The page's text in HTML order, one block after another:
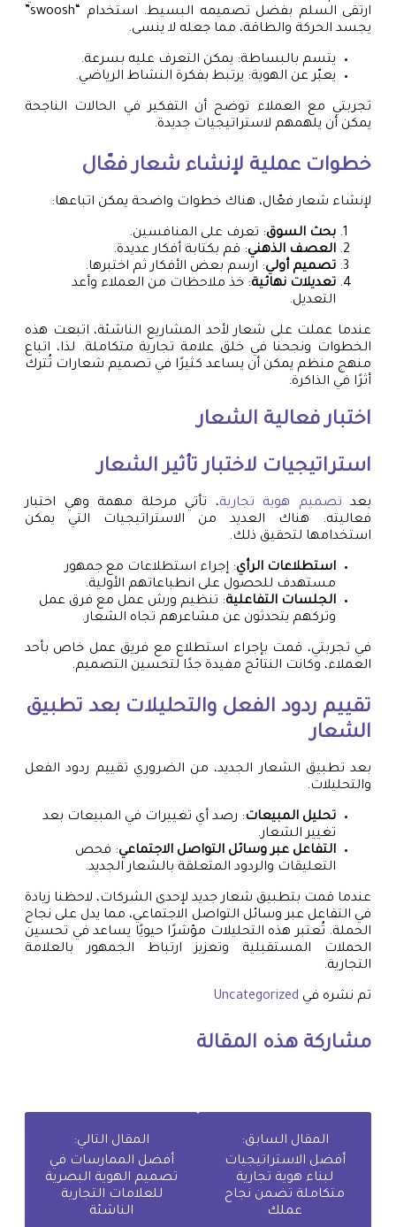
ارتقى السلم بفضل تصميمه البسيط. استخدام “swoosh”
يجسد الحركة والطاقة، مما جعله لا ينسى.
يتسم بالبساطة: يمكن التعرف عليه بسرعة.
يعبّر عن الهوية: يرتبط بفكرة النشاط الرياضي.
تجربتي مع العملاء توضح أن التفكير في الحالات الناجحة
يمكن أن يلهمهم لاستراتيجيات جديدة.
خطوات عملية لإنشاء شعار فعّال
لإنشاء شعار فعّال، هناك خطوات واضحة يمكن اتباعها:
بحث السوق: تعرف على المنافسين.
العصف الذهني: قم بكتابة أفكار عديدة.
تصميم أولي: ارسم بعض الأفكار ثم اختبرها.
تعديلات نهائية: خذ ملاحظات من العملاء وأعد
التعديل.
عندما عملت على شعار لأحد المشاريع الناشئة، اتبعت هذه
الخطوات ونجحنا في خلق علامة تجارية متكاملة. لذا، اتباع
منهج منظم يمكن أن يساعد كثيرًا في تصميم شعارات تُترك
أثرًا في الذاكرة.
اختبار فعالية الشعار
استراتيجيات لاختبار تأثير الشعار
بعد تصميم هوية تجارية، تأتي مرحلة مهمة وهي اختبار
فعاليته. هناك العديد من الاستراتيجيات التي يمكن
استخدامها لتحقيق ذلك.
استطلاعات الرأي: إجراء استطلاعات مع جمهور
مستهدف للحصول على انطباعاتهم الأولية.
الجلسات التفاعلية: تنظيم ورش عمل مع فرق عمل
وتركهم يتحدثون عن مشاعرهم تجاه الشعار.
في تجربتي، قمت بإجراء استطلاع مع فريق عمل خاص بأحد
العملاء، وكانت النتائج مفيدة جدًا لتحسين التصميم.
تقييم ردود الفعل والتحليلات بعد تطبيق
الشعار
بعد تطبيق الشعار الجديد، من الضروري تقييم ردود الفعل
والتحليلات.
تحليل المبيعات: رصد أي تغييرات في المبيعات بعد
تغيير الشعار.
التفاعل عبر وسائل التواصل الاجتماعي: فحص
التعليقات والردود المتعلقة بالشعار الجديد.
عندما قمت بتطبيق شعار جديد لإحدى الشركات، لاحظنا زيادة
في التفاعل عبر وسائل التواصل الاجتماعي، مما يدل على نجاح
الحملة. تُعتبر هذه التحليلات مؤشرًا حيويًا يساعد في تحسين
الحملات المستقبلية وتعزيز ارتباط الجمهور بالعلامة
التجارية.
تم نشره في Uncategorized
مشاركة هذه المقالة
المقال السابق:
أفضل الاستراتيجيات
لبناء هوية تجارية
متكاملة تضمن نجاح
عملك
المقال التالي:
أفضل الممارسات في
تصميم الهوية البصرية
للعلامات التجارية
الناشئة